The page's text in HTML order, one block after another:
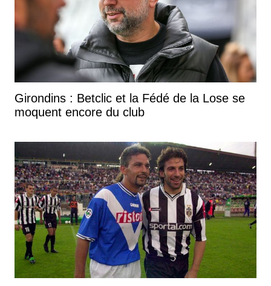
Girondins : Betclic et la Fédé de la Lose se
moquent encore du club